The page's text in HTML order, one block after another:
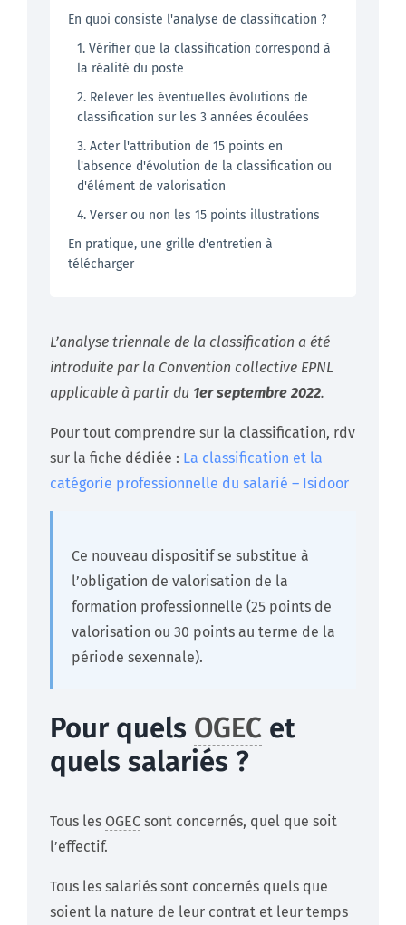
En quoi consiste l'analyse de classification ?
1. Vérifier que la classification correspond à
la réalité du poste
2. Relever les éventuelles évolutions de
classification sur les 3 années écoulées
3. Acter l'attribution de 15 points en
l'absence d'évolution de la classification ou
d'élément de valorisation
4. Verser ou non les 15 points illustrations
En pratique, une grille d'entretien à
télécharger
L’analyse triennale de la classification a été
introduite par la Convention collective EPNL
applicable à partir du 1er septembre 2022.
Pour tout comprendre sur la classification, rdv
sur la fiche dédiée : La classification et la
catégorie professionnelle du salarié – Isidoor
Ce nouveau dispositif se substitue à
l’obligation de valorisation de la
formation professionnelle (25 points de
valorisation ou 30 points au terme de la
période sexennale).
Pour quels OGEC et
quels salariés ?
Tous les OGEC sont concernés, quel que soit
l’effectif.
Tous les salariés sont concernés quels que
soient la nature de leur contrat et leur temps